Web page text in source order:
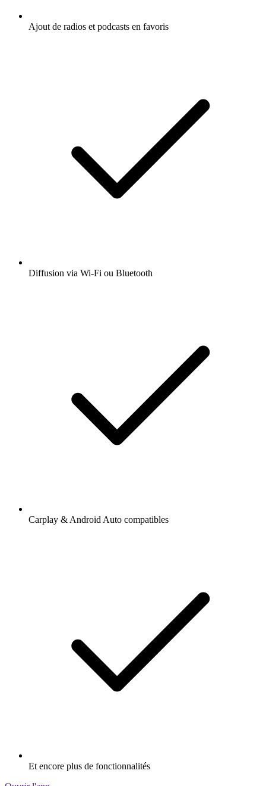
Ajout de radios et podcasts en favoris
Diffusion via Wi-Fi ou Bluetooth
Carplay & Android Auto compatibles
Et encore plus de fonctionnalités